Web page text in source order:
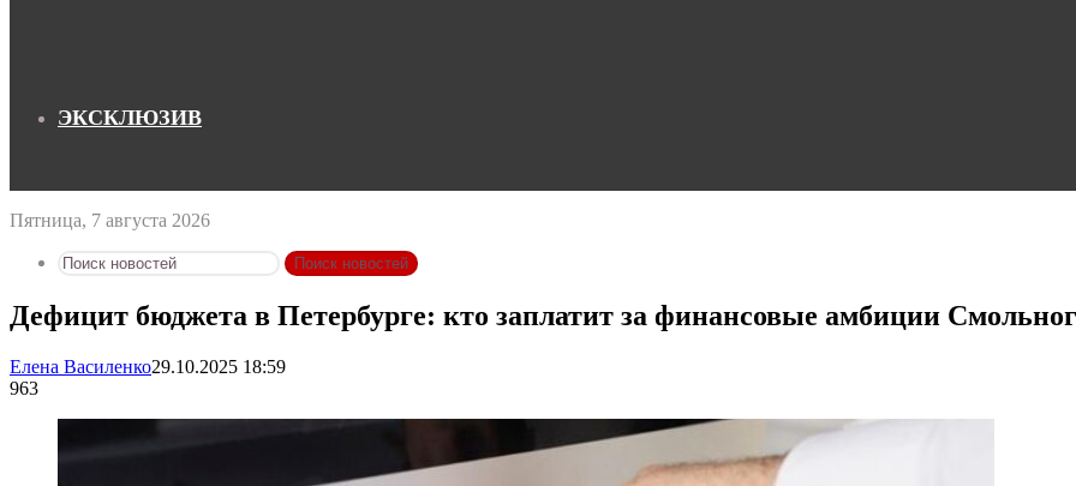
ЭКСКЛЮЗИВ
Пятница, 7 августа 2026
Поиск новостей
Дефицит бюджета в Петербурге: кто заплатит за финансовые амбиции
Елена Василенко29.10.2025 18:59
963